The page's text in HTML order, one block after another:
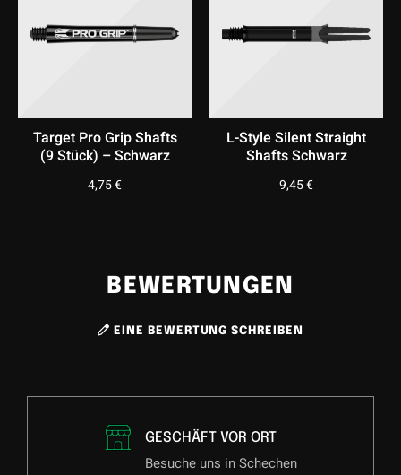
Target Pro Grip Shafts
(9 Stück) – Schwarz
4,75€
L-Style Silent Straight
Shafts Schwarz
9,45€
BEWERTUNGEN
EINE BEWERTUNG SCHREIBEN
GESCHÄFT VOR ORT
Besuche uns in Schechen